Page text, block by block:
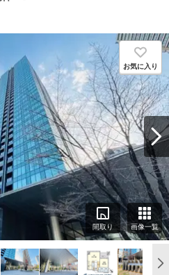
お気に入り
間取り 画像一覧